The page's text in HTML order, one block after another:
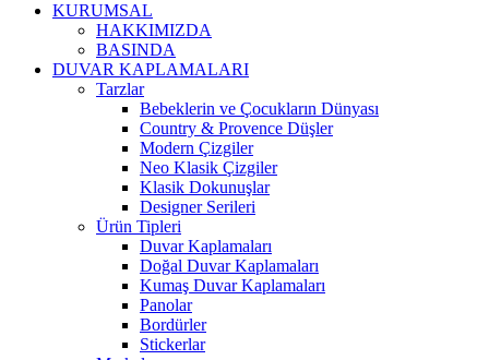
KURUMSAL
HAKKIMIZDA
BASINDA
DUVAR KAPLAMALARI
Tarzlar
Bebeklerin ve Çocukların Dünyası
Country & Provence Düşler
Modern Çizgiler
Neo Klasik Çizgiler
Klasik Dokunuşlar
Designer Serileri
Ürün Tipleri
Duvar Kaplamaları
Doğal Duvar Kaplamaları
Kumaş Duvar Kaplamaları
Panolar
Bordürler
Stickerlar